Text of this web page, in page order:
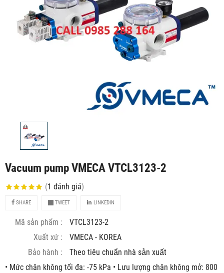
Vacuum pump VMECA VTCL3123-2
(1 đánh giá)
SHARE TWEET LINKEDIN
Mã sản phẩm :
VTCL3123-2
Xuất xứ :
VMECA - KOREA
Bảo hành :
Theo tiêu chuẩn nhà sản xuất
• Mức chân không tối đa: -75 kPa • Lưu lượng chân không mở: 800